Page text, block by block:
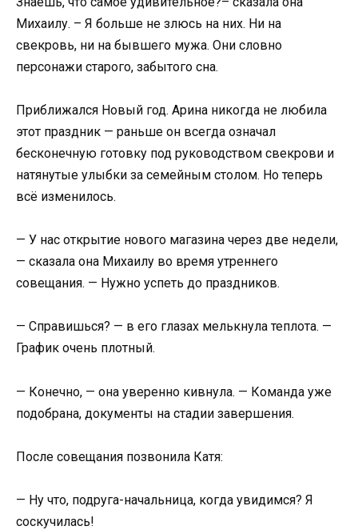
Михаилу. – Я больше не злюсь на них. Ни на
свекровь, ни на бывшего мужа. Они словно
персонажи старого, забытого сна.
Приближался Новый год. Арина никогда не любила
этот праздник — раньше он всегда означал
бесконечную готовку под руководством свекрови и
натянутые улыбки за семейным столом. Но теперь
всё изменилось.
— У нас открытие нового магазина через две недели,
— сказала она Михаилу во время утреннего
совещания. — Нужно успеть до праздников.
— Справишься? — в его глазах мелькнула теплота. —
График очень плотный.
— Конечно, — она уверенно кивнула. — Команда уже
подобрана, документы на стадии завершения.
После совещания позвонила Катя:
— Ну что, подруга-начальница, когда увидимся? Я
соскучилась!